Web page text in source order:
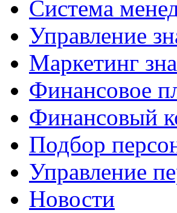
Система
Управление
Маркетинг
Финансовое
Финансовый
Подбор
Управление
Новости